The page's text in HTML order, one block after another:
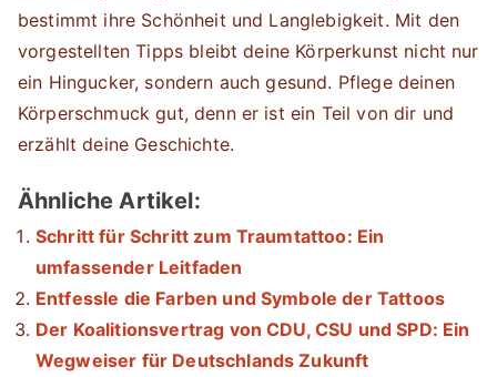
bestimmt ihre Schönheit und Langlebigkeit. Mit den
vorgestellten Tipps bleibt deine Körperkunst nicht nur
ein Hingucker, sondern auch gesund. Pflege deinen
Körperschmuck gut, denn er ist ein Teil von dir und
erzählt deine Geschichte.
Ähnliche Artikel:
Schritt für Schritt zum Traumtattoo: Ein
umfassender Leitfaden
Entfessle die Farben und Symbole der Tattoos
Der Koalitionsvertrag von CDU, CSU und SPD: Ein
Wegweiser für Deutschlands Zukunft